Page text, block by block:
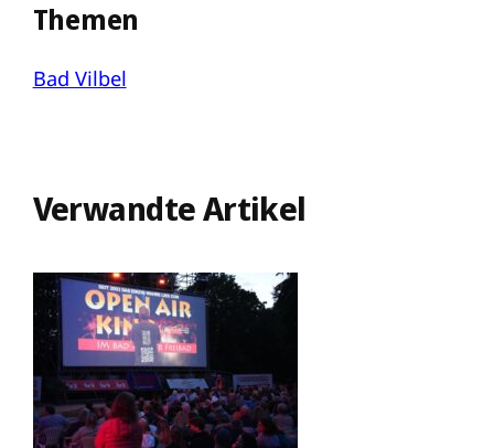
Themen
Bad Vilbel
Verwandte Artikel